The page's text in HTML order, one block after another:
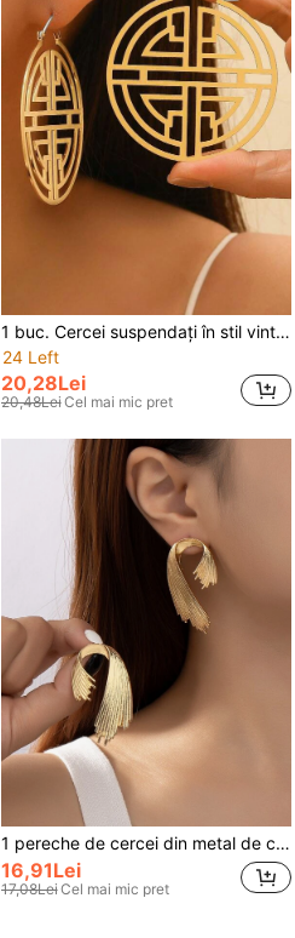
1 buc. Cercei suspendați în stil vintage, cu model de flori, bijuterii populare la modă pentru femei
24 Left
20,28Lei
20,48LeiCel mai mic pret
1 pereche de cercei din metal de culoare aurie la modă europeană și americană exagerați pentru femei
16,91Lei
17,08LeiCel mai mic pret